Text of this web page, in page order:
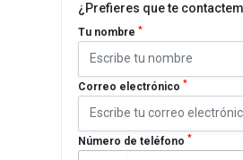
¿Prefieres que te
Tu nombre *
Correo electrónico *
Número de teléfono *